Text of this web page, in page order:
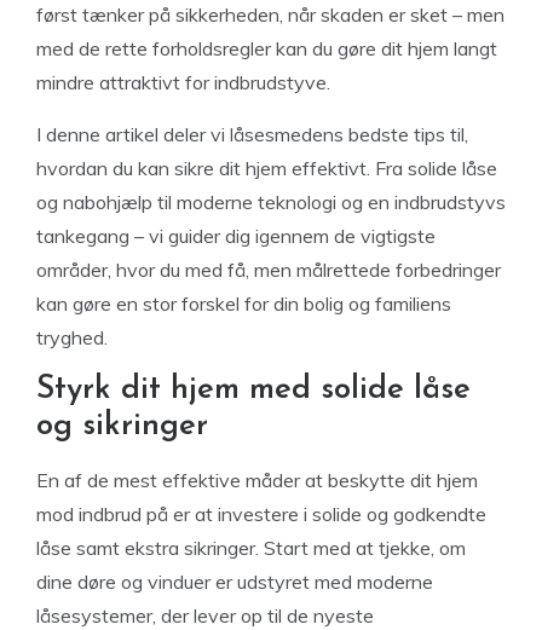
først tænker på sikkerheden, når skaden er sket – men
med de rette forholdsregler kan du gøre dit hjem langt
mindre attraktivt for indbrudstyve.
I denne artikel deler vi låsesmedens bedste tips til,
hvordan du kan sikre dit hjem effektivt. Fra solide låse
og nabohjælp til moderne teknologi og en indbrudstyvs
tankegang – vi guider dig igennem de vigtigste
områder, hvor du med få, men målrettede forbedringer
kan gøre en stor forskel for din bolig og familiens
tryghed.
Styrk dit hjem med solide låse
og sikringer
En af de mest effektive måder at beskytte dit hjem
mod indbrud på er at investere i solide og godkendte
låse samt ekstra sikringer. Start med at tjekke, om
dine døre og vinduer er udstyret med moderne
låsesystemer, der lever op til de nyeste